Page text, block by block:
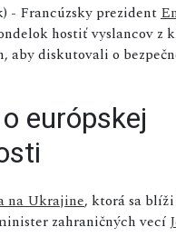
- Francúzsky prezident
hostiť vyslancov z
aby diskutovali o
európskej
na Ukrajine, ktorá sa
zahraničných vecí